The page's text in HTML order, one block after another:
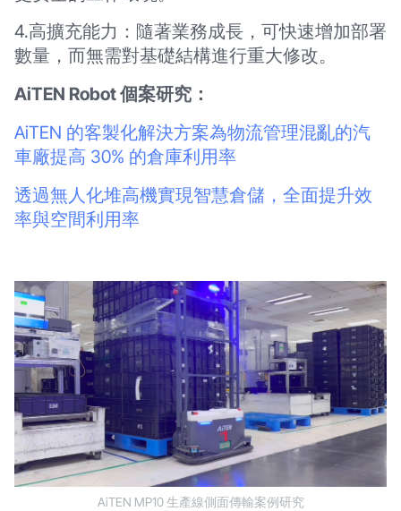
4.高擴充能力：隨著業務成長，可快速增加部署
數量，而無需對基礎結構進行重大修改。
AiTEN Robot 個案研究：
AiTEN 的客製化解決方案為物流管理混亂的汽
車廠提高 30% 的倉庫利用率
透過無人化堆高機實現智慧倉儲，全面提升效
率與空間利用率
AiTEN MP10 生產線側面傳輸案例研究